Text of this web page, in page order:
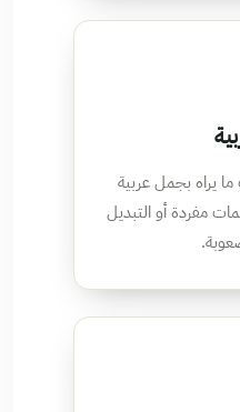
يراه بجمل عربية
مفردة أو التبديل